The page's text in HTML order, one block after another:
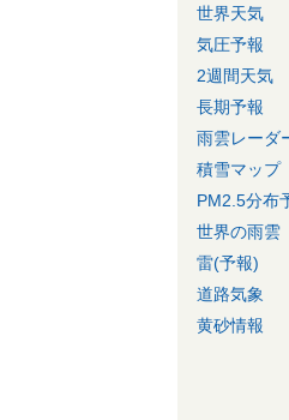
世界天気
気圧予報
2週間天気
長期予報
雨雲レーダ
積雪マップ
PM2.5分布
世界の雨雲
雷(予報)
道路気象
黄砂情報